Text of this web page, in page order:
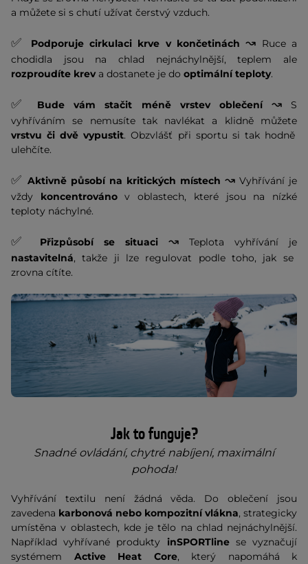
a můžete si s chutí užívat čerstvý vzduch.
✅ Podporuje cirkulaci krve v končetinách ↝ Ruce a
chodidla jsou na chlad nejnáchylnější, teplem ale
rozproudíte kreva dostanete je do optimální teploty.
✅ Bude vám stačit méně vrstev oblečení ↝S
vyhříváním se nemusíte tak navlékat a klidně můžete
vrstvu či dvě vypustit. Obzvlášť při sportu si tak hodně
ulehčíte.
✅ Aktivně působí na kritických místech ↝ Vyhřívání je
vždy koncentrovánov oblastech, které jsou na nízké
teploty náchylné.
✅ Přizpůsobí se situaci ↝ Teplota vyhřívání je
nastavitelná, takže ji lze regulovat podle toho, jak se
zrovna cítíte.
Jak to funguje?
Snadné ovládání, chytré nabíjení, maximální
pohoda!
Vyhřívání textilu není žádná věda. Do oblečení jsou
zavedena karbonová nebo kompozitní vlákna, strategicky
umístěna v oblastech, kde je tělo na chlad nejnáchylnější.
Například vyhřívané produkty inSPORTlinese vyznačují
systémem Active Heat Core, který napomáhá k